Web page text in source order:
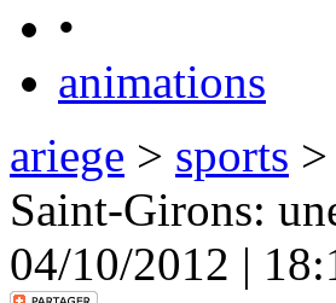
•
animations
ariege > sports
Saint-Girons:
04/10/2012 |